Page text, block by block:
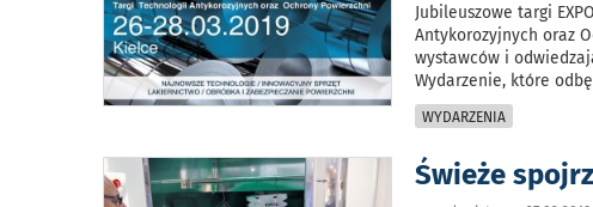
Jubileuszowe targi
Antykorozyjnych oraz
wystawców i
Wydarzenie, które
WYDARZENIA
Świeże